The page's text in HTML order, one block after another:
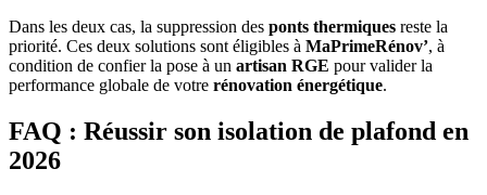
Dans les deux cas, la suppression des ponts thermiques reste la
priorité. Ces deux solutions sont éligibles à MaPrimeRénov’, à
condition de confier la pose à un artisan RGE pour valider la
performance globale de votre rénovation énergétique.
FAQ : Réussir son isolation de plafond en
2026